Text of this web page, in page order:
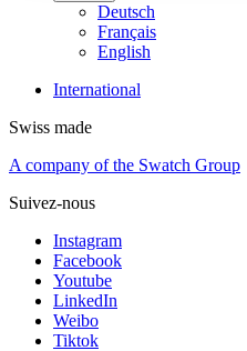
Deutsch
Français
English
International
Swiss made
A company of the Swatch Group
Suivez-nous
Instagram
Facebook
Youtube
LinkedIn
Weibo
Tiktok